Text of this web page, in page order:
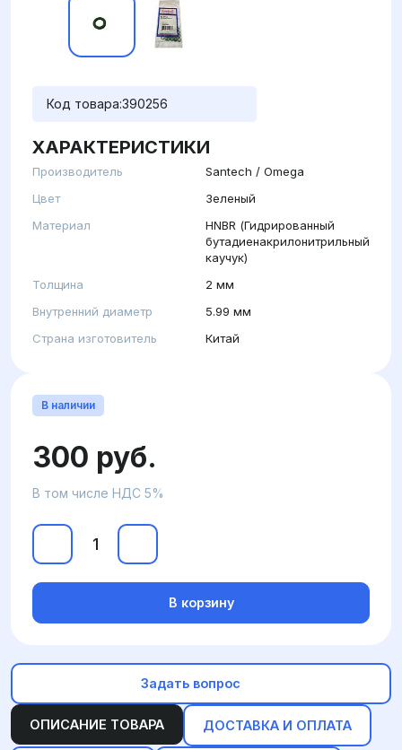
Код товара:390256
ХАРАКТЕРИСТИКИ
Производитель
Santech / Omega
Цвет
Зеленый
Материал
HNBR (Гидрированный
бутадиенакрилонитрильный
каучук)
Толщина
2 мм
Внутренний диаметр
5.99 мм
Страна изготовитель
Китай
ОПИСАНИЕ ТОВАРА ДОСТАВКА И ОПЛАТА
В наличии
300 руб.
В том числе НДС 5%
В корзину
Задать вопрос